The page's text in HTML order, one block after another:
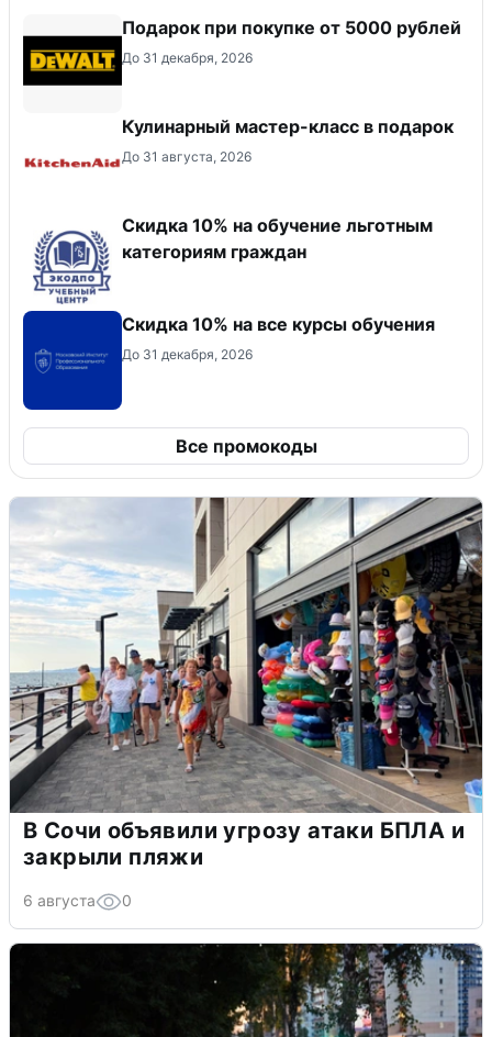
Подарок при покупке от 5000 рублей
До 31 декабря, 2026
Кулинарный мастер-класс в подарок
До 31 августа, 2026
Скидка 10% на обучение льготным
категориям граждан
Скидка 10% на все курсы обучения
До 31 декабря, 2026
Все промокоды
В Сочи объявили угрозу атаки БПЛА и
закрыли пляжи
6 августа 0